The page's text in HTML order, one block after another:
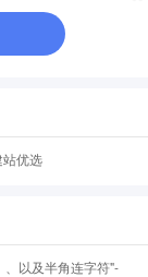
优选
、以及半角连字符"-